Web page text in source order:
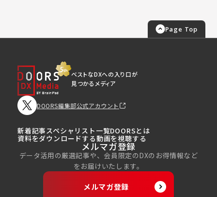
Page Top
ベストなDXへの入り口が
見つかるメディア
DOORS編集部公式アカウント
新着記事スペシャリスト一覧DOORSとは
資料をダウンロードする動画を視聴する
メルマガ登録
データ活用の厳選記事や、会員限定のDXのお得情報など
をお届けいたします。
メルマガ登録